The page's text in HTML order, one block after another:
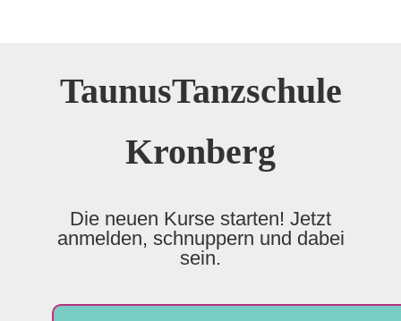
TaunusTanzschule
Kronberg
Die neuen Kurse starten! Jetzt
anmelden, schnuppern und dabei
sein.